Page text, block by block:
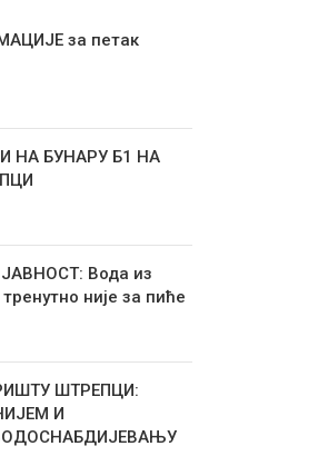
за петак
НА БУНАРУ Б1 НА
Вода из
није за пиће
ШТРЕПЦИ:
И